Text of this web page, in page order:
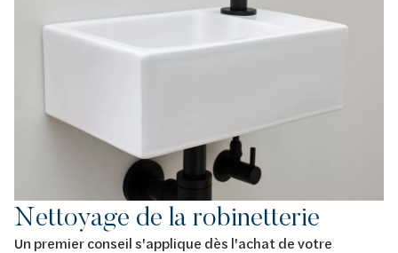
Nettoyage de la robinetterie
Un premier conseil s'applique dès l'achat de votre